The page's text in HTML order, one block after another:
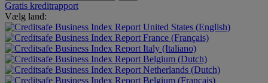
Gratis kreditrapport
Vælg land:
United States (English)
France (Français)
Italy (Italiano)
Belgium (Dutch)
Netherlands (Dutch)
Belgium (Français)